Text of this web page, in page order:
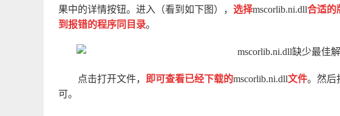
果中的详情按钮。进入（看到如下图）， 选择mscorlib.ni.dll合适的
到报错的程序同目录。
点击打开文件， 即可查看已经下载的mscorlib.ni.dll文件。然后
可。